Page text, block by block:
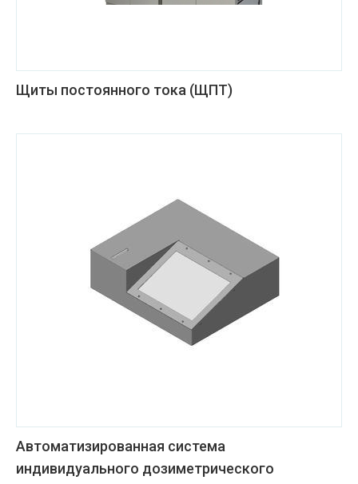
Щиты постоянного тока (ЩПТ)
Автоматизированная система
индивидуального дозиметрического